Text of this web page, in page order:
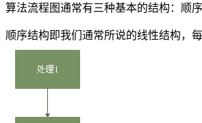
算法流程图通常有三种基本的结构：顺
顺序结构即我们通常所说的线性结构，